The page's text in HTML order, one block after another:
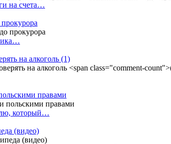
на счета…
на алкоголь (1)
правами
который…
(видео)